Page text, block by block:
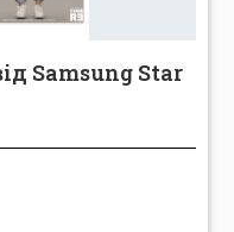
Samsung Star